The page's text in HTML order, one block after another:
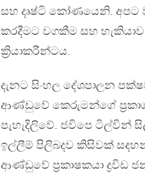
සහ දෘෂ්ටි කෝණයෙනි. අපට
කරදීමට වගකීම සහ
ක්‍රියාකරීන්ටය.
දැනට සිංහල දේශපාලන
ආණ්ඩුවේ කෙරුමන්ගේ
පැහැදිලිවේ. ජවිපෙ ටිල්වින්
ඉල්ලීම් පිලිබදව කිසිවක්
ආණ්ඩුවේ ප්‍රකාෂකයා ද්‍රවිඩ